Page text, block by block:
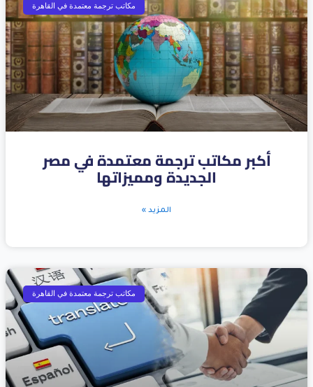
مكاتب ترجمة معتمدة في القاهرة
أكبر مكاتب ترجمة معتمدة في مصر
الجديدة ومميزاتها
المزيد »
مكاتب ترجمة معتمدة في القاهرة